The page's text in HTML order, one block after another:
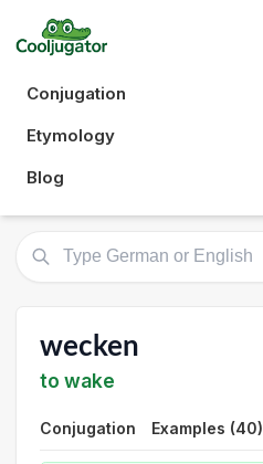
Conjugation
Etymology
Blog
wecken
to wake
Conjugation Examples (40)